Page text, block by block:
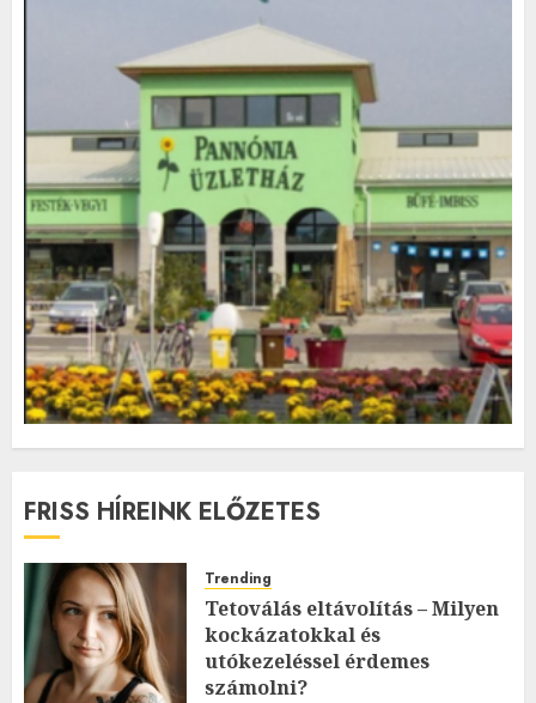
FRISS HÍREINK ELŐZETES
Trending
Tetoválás eltávolítás – Milyen
kockázatokkal és
utókezeléssel érdemes
számolni?